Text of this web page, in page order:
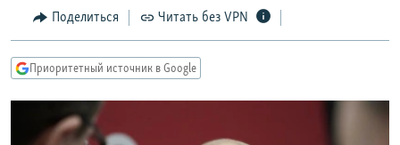
навигации
Вернутся
поиску
IDEL.РЕАЛИИ
СЕВЕР.РЕАЛИИ
СИБИРЬ.РЕАЛИИ
Поделиться Читать без VPN
Приоритетный источник в Google